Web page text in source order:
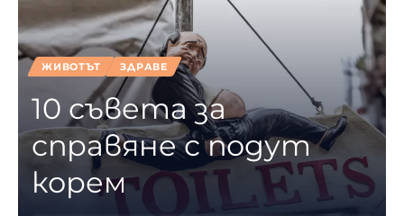
ЖИВОТЪТ ЗДРАВЕ
10 съвета за
справяне с подут
корем